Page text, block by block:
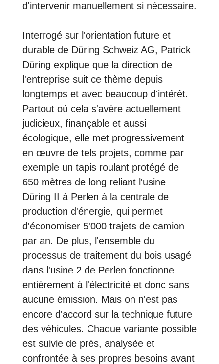
d'intervenir manuellement si nécessaire.
Interrogé sur l'orientation future et
durable de Düring Schweiz AG, Patrick
Düring explique que la direction de
l'entreprise suit ce thème depuis
longtemps et avec beaucoup d'intérêt.
Partout où cela s'avère actuellement
judicieux, finançable et aussi
écologique, elle met progressivement
en œuvre de tels projets, comme par
exemple un tapis roulant protégé de
650 mètres de long reliant l'usine
Düring II à Perlen à la centrale de
production d'énergie, qui permet
d'économiser 5'000 trajets de camion
par an. De plus, l'ensemble du
processus de traitement du bois usagé
dans l'usine 2 de Perlen fonctionne
entièrement à l'électricité et donc sans
aucune émission. Mais on n'est pas
encore d'accord sur la technique future
des véhicules. Chaque variante possible
est suivie de près, analysée et
confrontée à ses propres besoins avant